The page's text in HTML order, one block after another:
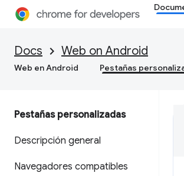
Docs Web on Android
Web en Android Pestañas
Pestañas personalizadas
Descripción general
Navegadores compatibles